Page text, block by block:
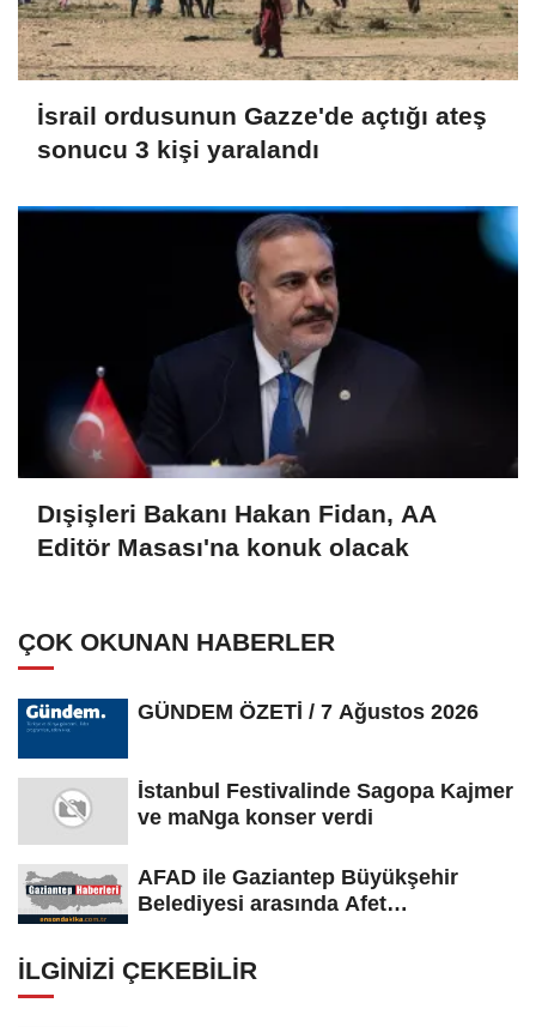
İsrail ordusunun Gazze'de açtığı ateş
sonucu 3 kişi yaralandı
Dışişleri Bakanı Hakan Fidan, AA
Editör Masası'na konuk olacak
ÇOK OKUNAN HABERLER
GÜNDEM ÖZETİ / 7 Ağustos 2026
İstanbul Festivalinde Sagopa Kajmer
ve maNga konser verdi
AFAD ile Gaziantep Büyükşehir
Belediyesi arasında Afet
İLGINIZI ÇEKEBILIR